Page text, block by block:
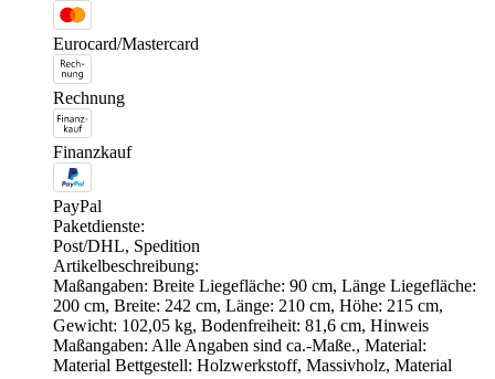
Eurocard/Mastercard
Rechnung
Finanzkauf
PayPal
Paketdienste:
Post/DHL, Spedition
Artikelbeschreibung:
Maßangaben: Breite Liegefläche: 90 cm, Länge Liegefläche:
200 cm, Breite: 242 cm, Länge: 210 cm, Höhe: 215 cm,
Gewicht: 102,05 kg, Bodenfreiheit: 81,6 cm, Hinweis
Maßangaben: Alle Angaben sind ca.-Maße., Material:
Material Bettgestell: Holzwerkstoff, Massivholz, Material